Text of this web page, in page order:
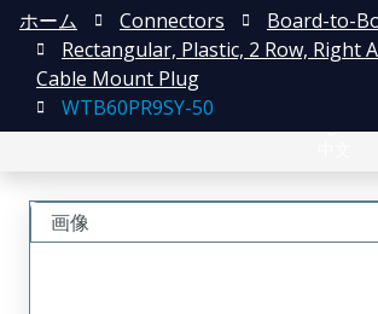
ホーム Connectors
Board-to-
Rectangular, Plastic, 2 Row, Right
Cable Mount Plug
WTB60PR9SY-50
画像